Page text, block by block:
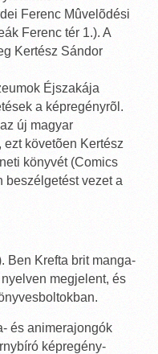
Ferenc Mûvelõdési
Ferenc tér 1.). A
Kertész Sándor
Éjszakája
a képregényrõl.
új magyar
ezt követõen Kertész
könyvét (Comics
beszélgetést vezet a
Ben Krefta brit manga-
megjelent, és
és animerajongók
képregény-